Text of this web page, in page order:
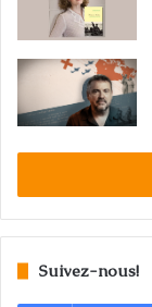
Suivez-nous!